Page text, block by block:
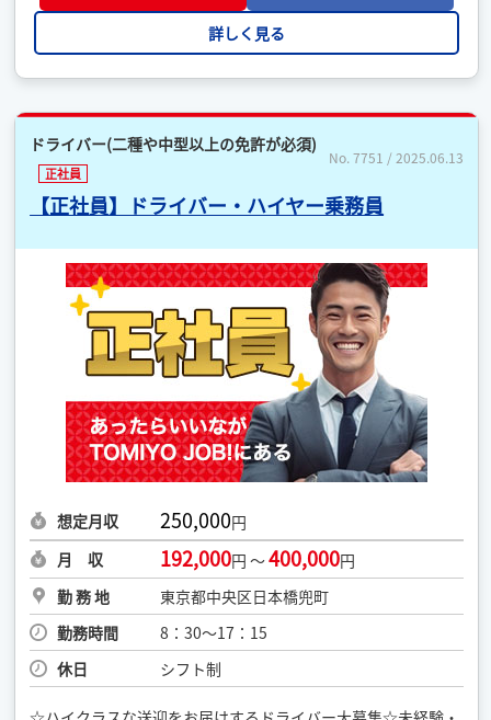
詳しく見る
ドライバー(二種や中型以上の免許が必須)
正社員
No. 7751 / 2025.06.13
【正社員】ドライバー・ハイヤー乗務員
想定月収 250,000円
月 収
192,000円 ～400,000円
勤 務 地
東京都中央区日本橋兜町
勤務時間
8：30〜17：15
休日
シフト制